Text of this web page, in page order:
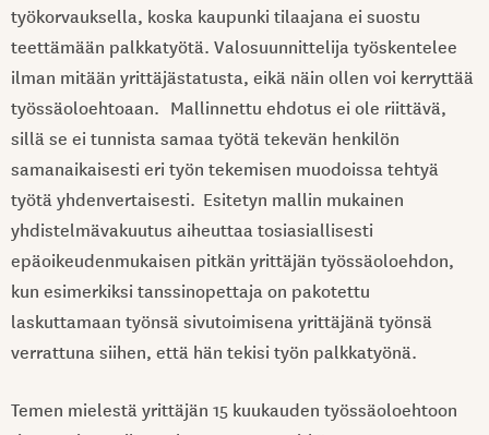
työkorvauksella, koska kaupunki tilaajana ei suostu
teettämään palkkatyötä. Valosuunnittelija työskentelee
ilman mitään yrittäjästatusta, eikä näin ollen voi kerryttää
työssäoloehtoaan. Mallinnettu ehdotus ei ole riittävä,
sillä se ei tunnista samaa työtä tekevän henkilön
samanaikaisesti eri työn tekemisen muodoissa tehtyä
työtä yhdenvertaisesti. Esitetyn mallin mukainen
yhdistelmävakuutus aiheuttaa tosiasiallisesti
epäoikeudenmukaisen pitkän yrittäjän työssäoloehdon,
kun esimerkiksi tanssinopettaja on pakotettu
laskuttamaan työnsä sivutoimisena yrittäjänä työnsä
verrattuna siihen, että hän tekisi työn palkkatyönä.
Temen mielestä yrittäjän 15 kuukauden työssäoloehtoon